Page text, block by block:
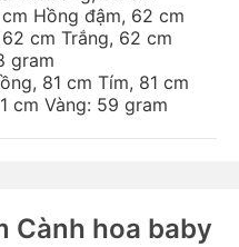
Hồng đậm, 62 cm
cm Trắng, 62 cm
gram
81 cm Tím, 81 cm
cm Vàng: 59 gram
Cành hoa baby